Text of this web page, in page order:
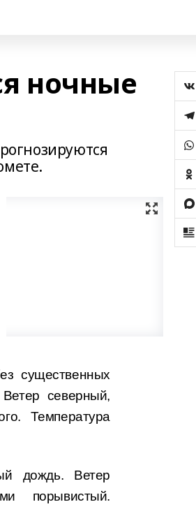
ночные
существенных
северный,
Температура
дождь. Ветер
порывистый.